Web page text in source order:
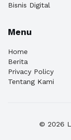
Bisnis Digital
Menu
Home
Berita
Privacy Policy
Tentang Kami
© 2026